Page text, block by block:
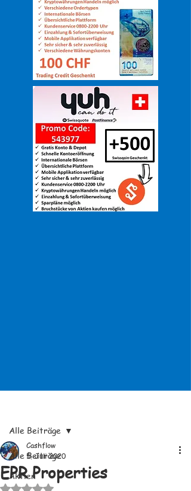
Alle Beiträge
Aktien
Alle Beiträge
EPR Properties
Cashflow
5. Juli 2020
Mit NaN von 5 Sternen bewertet.